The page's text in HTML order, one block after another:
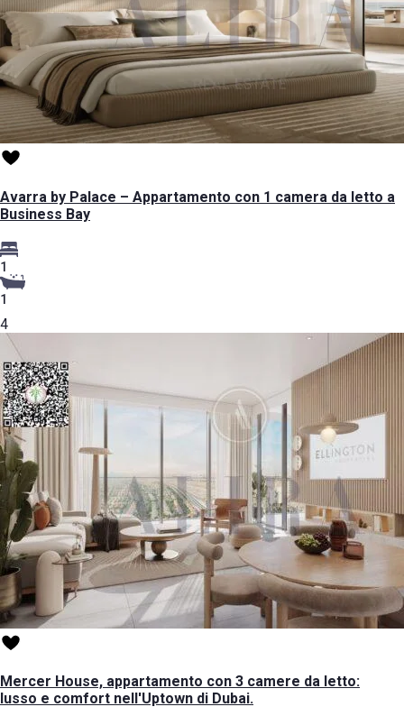
Avarra by Palace – Appartamento con 1 camera da letto a
Business Bay
1
1
4
Mercer House, appartamento con 3 camere da letto:
lusso e comfort nell'Uptown di Dubai.